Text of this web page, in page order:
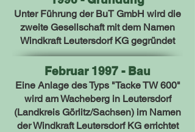
Unter Führung der BuT GmbH wird die
zweite Gesellschaft mit dem Namen
Windkraft Leutersdorf KG gegründet
Februar 1997 - Bau
Eine Anlage des Typs "Tacke TW 600"
wird am Wacheberg in Leutersdorf
(Landkreis Görlitz/Sachsen) im Namen
der Windkraft Leutersdorf KG errichtet